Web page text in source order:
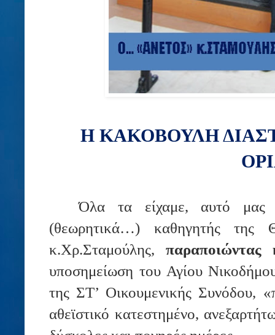
Η ΚΑΚΟΒΟΥΛΗ
Όλα τα είχαμε, αυτό μας
(θεωρητικά…) καθηγητής της
κ.Χρ.Σταμούλης, παραποιώντας
υποσημείωση του Αγίου
της ΣΤ’ Οικουμενικής Συνόδου,
αθεϊστικό κατεστημένο,